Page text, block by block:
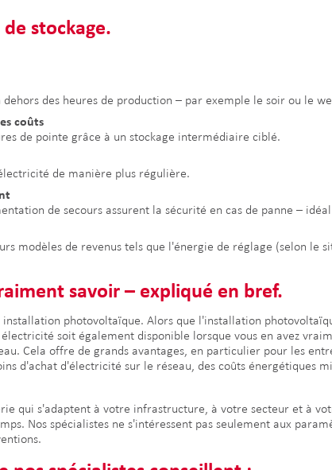
stockage.
des heures de production – par exemple le soir ou le
coûts
de pointe grâce à un stockage intermédiaire ciblé.
de manière plus régulière.
de secours assurent la sécurité en cas de panne –
modèles de revenus tels que l'énergie de réglage (selon le
savoir – expliqué en bref.
photovoltaïque. Alors que l'installation
soit également disponible lorsque vous en avez
Cela offre de grands avantages, en particulier pour les
d'achat d'électricité sur le réseau, des coûts énergétiques
qui s'adaptent à votre infrastructure, à votre secteur et à
Nos spécialistes ne s'intéressent pas seulement aux